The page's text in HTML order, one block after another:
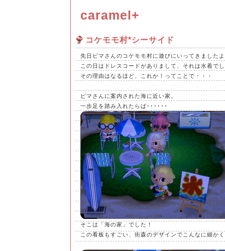
caramel+
コケモモ村*シーサイド
先日ピマさんのコケモモ村に遊びにいってきました
この日はドレスコードがありまして、それは水着で
その理由はなるほど、これか！ってことで・・・
ピマさんに案内された海に近い家。
一歩足を踏み入れたらば･･････
そこは「海の家」でした！
この看板もすごい、街森のデザインでこんなに細か